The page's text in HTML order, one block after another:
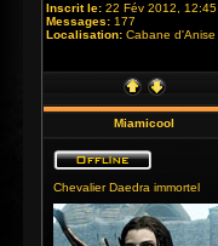
Inscrit le: 22 Fév 2012, 12:45
Messages: 177
Localisation: Cabane d'Anise
Miamicool
Chevalier Daedra immortel